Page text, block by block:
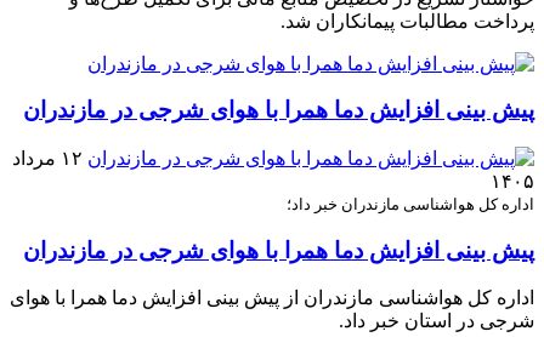
پرداخت مطالبات پیمانکاران شد.
پیش بینی افزایش دما همرا با هوای شرجی در مازندران
۱۲ مرداد
۱۴۰۵
اداره کل هواشناسی مازندران خبر داد؛
پیش بینی افزایش دما همرا با هوای شرجی در مازندران
اداره کل هواشناسی مازندران از پیش بینی افزایش دما همرا با هوای
شرجی در استان خبر داد.